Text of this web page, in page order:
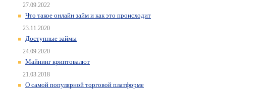
27.09.2022
Что такое онлайн займ и как это происходит
23.11.2020
Доступные займы
24.09.2020
Майнинг криптовалют
21.03.2018
О самой популярной торговой платформе